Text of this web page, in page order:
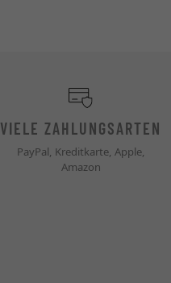
VIELE ZAHLUNGSARTEN
PayPal, Kreditkarte, Apple,
Amazon